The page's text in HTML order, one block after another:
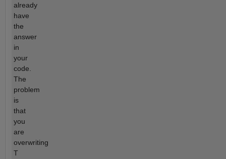
already
have
the
answer
in
your
code.
The
problem
is
that
you
are
overwriting
T